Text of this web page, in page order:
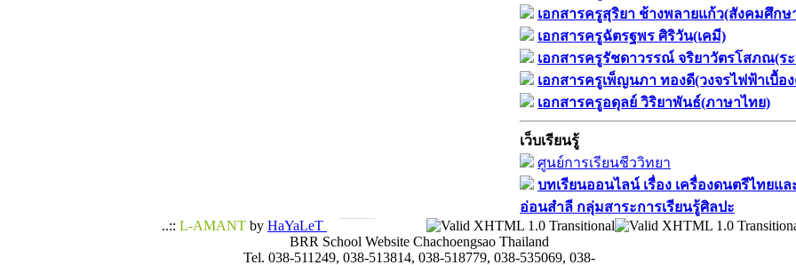
เอกสารครูสุริยา ช้างพลายแก้ว(สังคมศึกษ
เอกสารครูฉัตรฐพร ศิริวัน(เคมี)
เอกสารครูรัชดาวรรณ์ จริยาวัตรโสภณ(ร
เอกสารครูเพ็ญนภา ทองดี(วงจรไฟฟ้าเบื้อ
เอกสารครูอดุลย์ วิริยาพันธ์(ภาษาไทย)
เว็บเรียนรู้
ศูนย์การเรียนชีววิทยา
บทเรียนออนไลน์​ เรื่อง​ เครื่องดนตรีไทย
อ่อนสำลี​ กลุ่มสาระการเรียนรู้ศิลปะ
..:: L-AMANT by HaYaLeT
BRR School Website Chachoengsao Thailand
Tel. 038-511249, 038-513814, 038-518779, 038-535069, 038-